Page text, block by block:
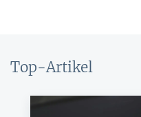
Top-Artikel